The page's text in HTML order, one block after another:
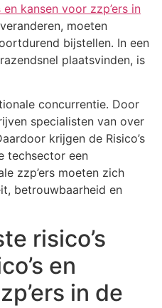
en kansen voor zzp’ers in
moeten
bijstellen. In een
plaatsvinden, is
concurrentie. Door
specialisten van over
krijgen de Risico’s
techsector een
zzp’ers moeten zich
betrouwbaarheid en
risico’s
en
in de